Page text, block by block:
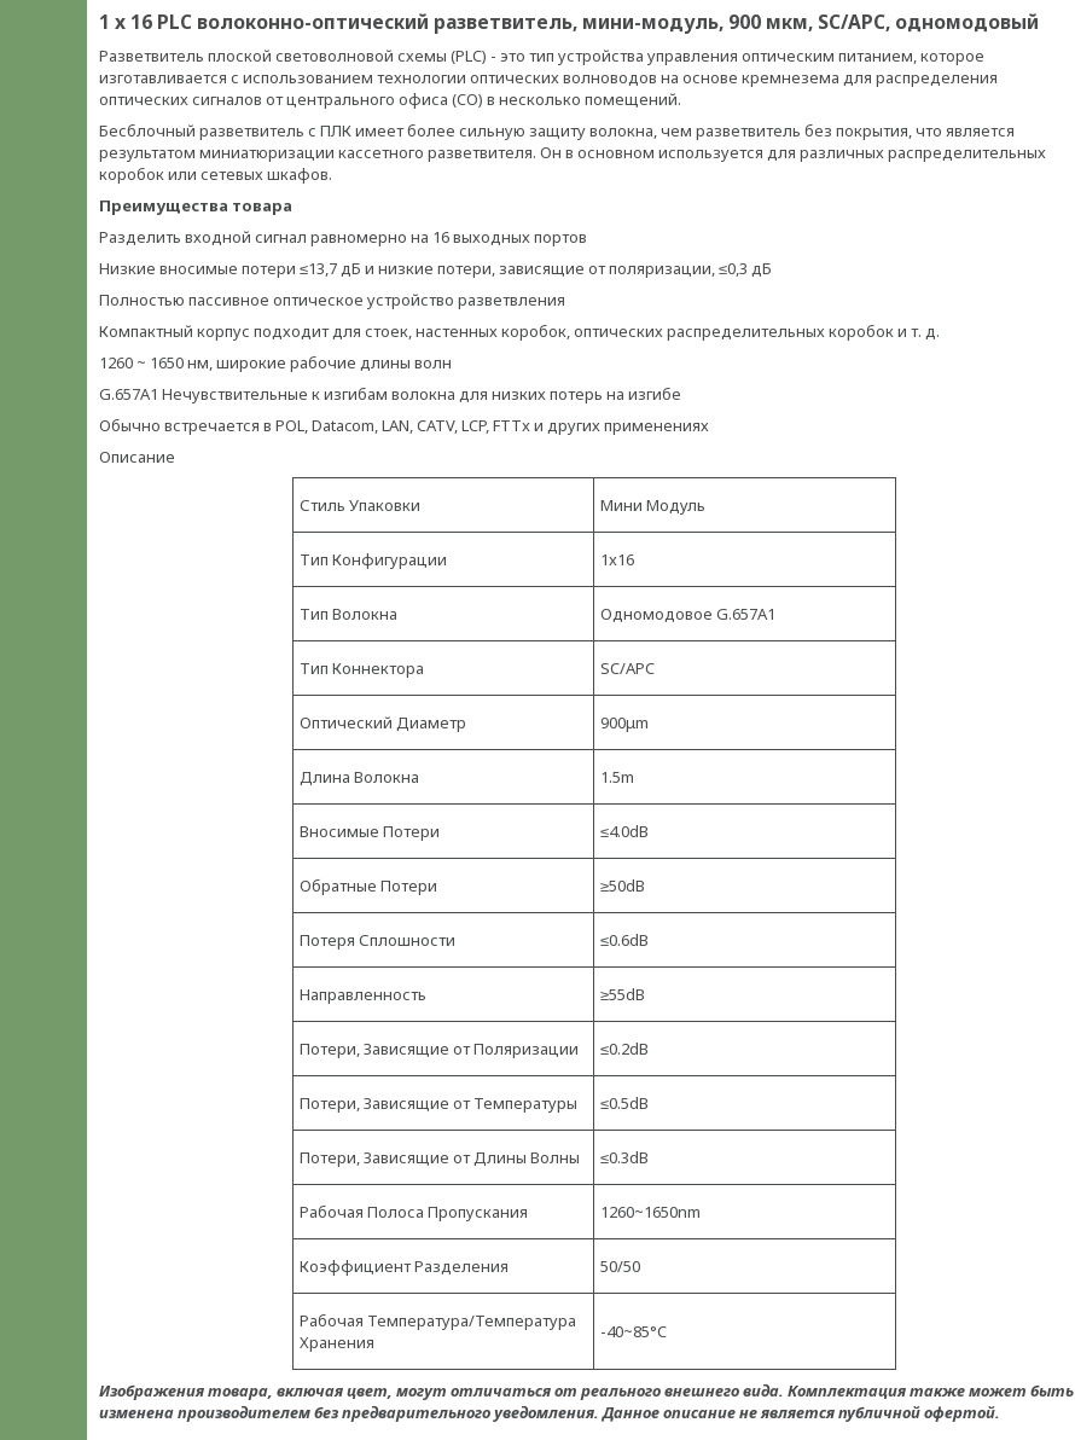
1 x 16 PLC волоконно-оптический разветвитель, мини-модуль, 900 мкм, SC/APC, одномодовый
Разветвитель плоской световолновой схемы (PLC) - это тип устройства управления оптическим питанием, которое
изготавливается с использованием технологии оптических волноводов на основе кремнезема для распределения
оптических сигналов от центрального офиса (CO) в несколько помещений.
Бесблочный разветвитель с ПЛК имеет более сильную защиту волокна, чем разветвитель без покрытия, что является
результатом миниатюризации кассетного разветвителя. Он в основном используется для различных распределительных
коробок или сетевых шкафов.
Преимущества товара
Разделить входной сигнал равномерно на 16 выходных портов
Низкие вносимые потери ≤13,7 дБ и низкие потери, зависящие от поляризации, ≤0,3 дБ
Полностью пассивное оптическое устройство разветвления
Компактный корпус подходит для стоек, настенных коробок, оптических распределительных коробок и т. д.
1260 ~ 1650 нм, широкие рабочие длины волн
G.657A1 Нечувствительные к изгибам волокна для низких потерь на изгибе
Обычно встречается в POL, Datacom, LAN, CATV, LCP, FTTx и других применениях
Описание
Стиль Упаковки Мини Модуль
Тип Конфигурации 1x16
Тип Волокна Одномодовое G.657A1
Тип Коннектора SC/APC
Оптический Диаметр 900μm
Длина Волокна 1.5m
Вносимые Потери ≤4.0dB
Обратные Потери ≥50dB
Потеря Сплошности ≤0.6dB
Направленность ≥55dB
Потери, Зависящие от Поляризации ≤0.2dB
Потери, Зависящие от Температуры ≤0.5dB
Потери, Зависящие от Длины Волны ≤0.3dB
Рабочая Полоса Пропускания 1260~1650nm
Коэффициент Разделения 50/50
Рабочая Температура/Температура
Хранения
-40~85°C
Изображения товара, включая цвет, могут отличаться от реального внешнего вида. Комплектация также может быть
изменена производителем без предварительного уведомления. Данное описание не является публичной офертой.